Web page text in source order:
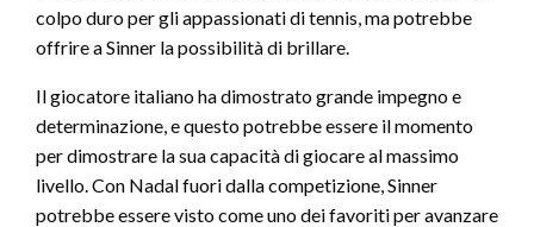
colpo duro per gli appassionati di tennis, ma potrebbe
offrire a Sinner la possibilità di brillare.
Il giocatore italiano ha dimostrato grande impegno e
determinazione, e questo potrebbe essere il momento
per dimostrare la sua capacità di giocare al massimo
livello. Con Nadal fuori dalla competizione, Sinner
potrebbe essere visto come uno dei favoriti per avanzare